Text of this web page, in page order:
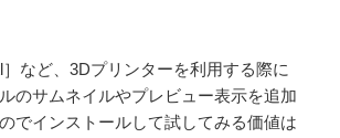
など、3Dプリンターを利用する際に
のサムネイルやプレビュー表示を追加
でインストールして試してみる価値は